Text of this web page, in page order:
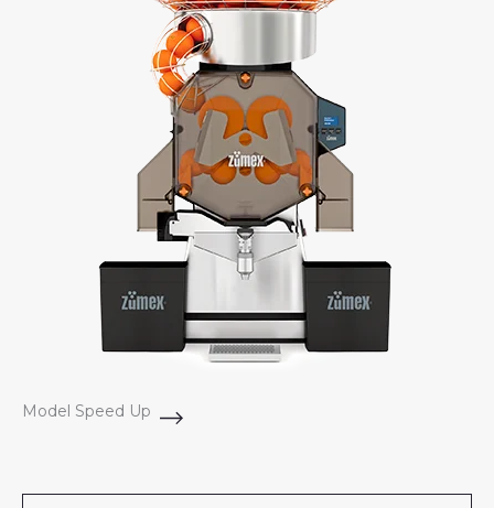
Model Speed Up